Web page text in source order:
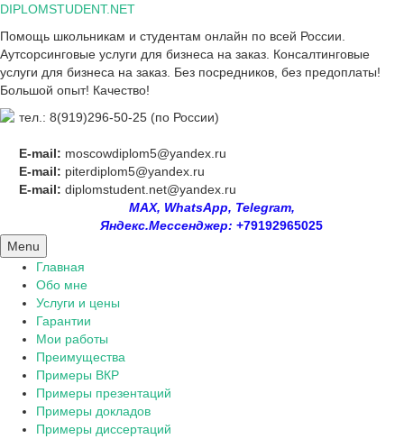
Skip
content
DIPLOMSTUDENT.NET
Помощь школьникам и студентам онлайн по всей России.
Аутсорсинговые услуги для бизнеса на заказ. Консалтинговые
услуги для бизнеса на заказ. Без посредников, без предоплаты!
Большой опыт! Качество!
тел.: 8(919)296-50-25 (по России)
E-mail: moscowdiplom5@yandex.ru
E-mail: piterdiplom5@yandex.ru
E-mail: diplomstudent.net@yandex.ru
MAX, WhatsApp, Telegram,
Яндекс.Мессенджер: +79192965025
Menu
Главная
Обо мне
Услуги и цены
Гарантии
Мои работы
Преимущества
Примеры ВКР
Примеры презентаций
Примеры докладов
Примеры диссертаций